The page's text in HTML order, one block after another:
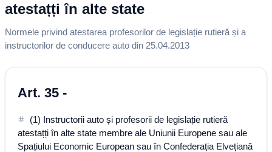
atestațți în alte state
Normele privind atestarea profesorilor de legislație rutieră și a
instructorilor de conducere auto din 25.04.2013
Art. 35 -
(1) Instructorii auto și profesorii de legislație rutieră
atestațți în alte state membre ale Uniunii Europene sau ale
Spațiului Economic European sau în Confederația Elvețiană